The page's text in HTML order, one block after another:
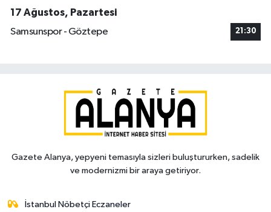
17 Ağustos, Pazartesi
Samsunspor - Göztepe
21:30
Gazete Alanya, yepyeni temasıyla sizleri buluştururken, sadelik
ve modernizmi bir araya getiriyor.
İstanbul Nöbetçi Eczaneler